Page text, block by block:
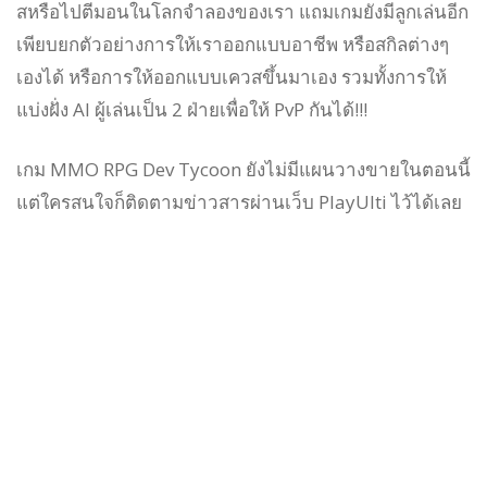
สหรือไปตีมอนในโลกจำลองของเรา แถมเกมยังมีลูกเล่นอีก
เพียบยกตัวอย่างการให้เราออกแบบอาชีพ หรือสกิลต่างๆ
เองได้ หรือการให้ออกแบบเควสขึ้นมาเอง รวมทั้งการให้
แบ่งฝั่ง AI ผู้เล่นเป็น 2 ฝ่ายเพื่อให้ PvP กันได้!!!
เกม MMO RPG Dev Tycoon ยังไม่มีแผนวางขายในตอนนี้
แต่ใครสนใจก็ติดตามข่าวสารผ่านเว็บ PlayUlti ไว้ได้เลย